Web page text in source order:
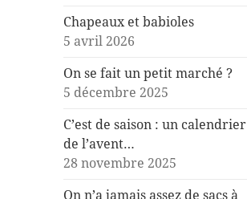
Chapeaux et babioles
5 avril 2026
On se fait un petit marché ?
5 décembre 2025
C’est de saison : un calendrier
de l’avent…
28 novembre 2025
On n’a jamais assez de sacs à